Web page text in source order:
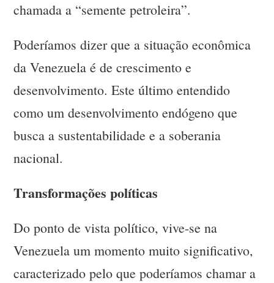
chamada a “semente petroleira”.
Poderíamos dizer que a situação econômica
da Venezuela é de crescimento e
desenvolvimento. Este último entendido
como um desenvolvimento endógeno que
busca a sustentabilidade e a soberania
nacional.
Transformações políticas
Do ponto de vista político, vive-se na
Venezuela um momento muito significativo,
caracterizado pelo que poderíamos chamar a